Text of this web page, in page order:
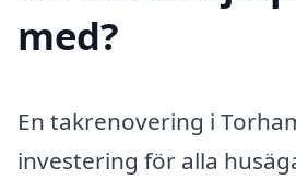
med?
En takrenovering i
investering för alla